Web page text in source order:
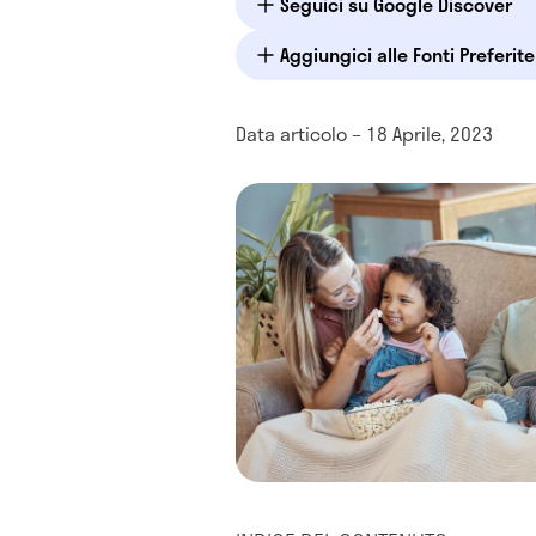
Aggiungici alle Fonti
Data articolo – 18 Aprile, 2023